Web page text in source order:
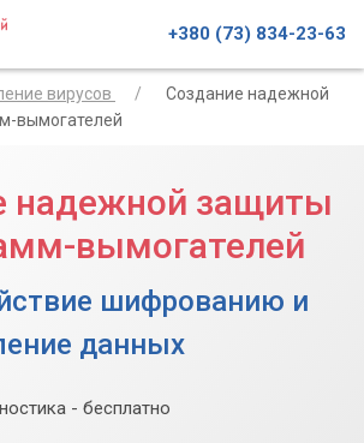
+380 (73) 834-23-63
вирусов
Создание надежной
вымогателей
надежной защиты
вымогателей
шифрованию и
данных
- бесплатно